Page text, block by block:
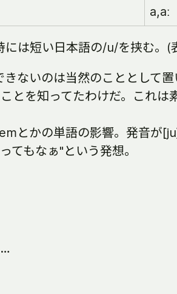
a,aː
には短い日本語の/u/を挟む。(
ないのは当然のこととして置
とを知ってたわけだ。これは
とかの単語の影響。発音が
てもなぁ"という発想。